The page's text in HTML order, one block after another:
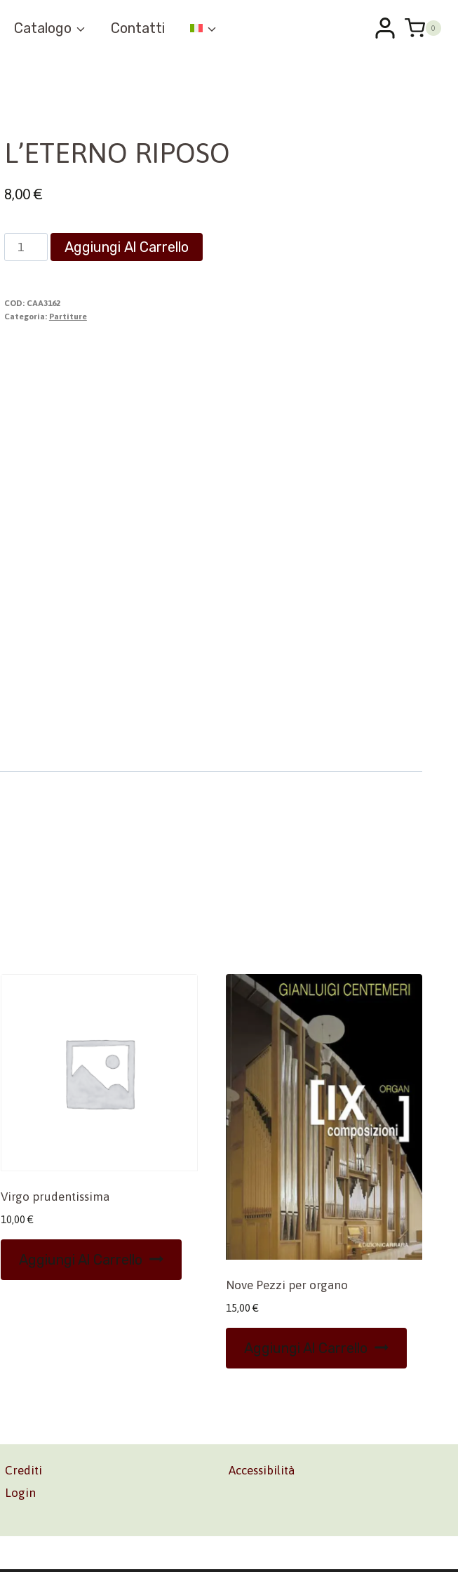
Catalogo Contatti 0
L’ETERNO RIPOSO
8,00€
L'ETERNO
RIPOSO
Aggiungi Al Carrello
COD: CAA3162
Categoria: Partiture
Virgo prudentissima
10,00 €
Aggiungi Al Carrello
Nove Pezzi per organo
15,00 €
Aggiungi Al Carrello
Crediti
Login
Accessibilità